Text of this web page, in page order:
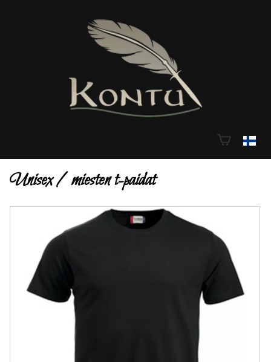
Unisex / miesten t-paidat